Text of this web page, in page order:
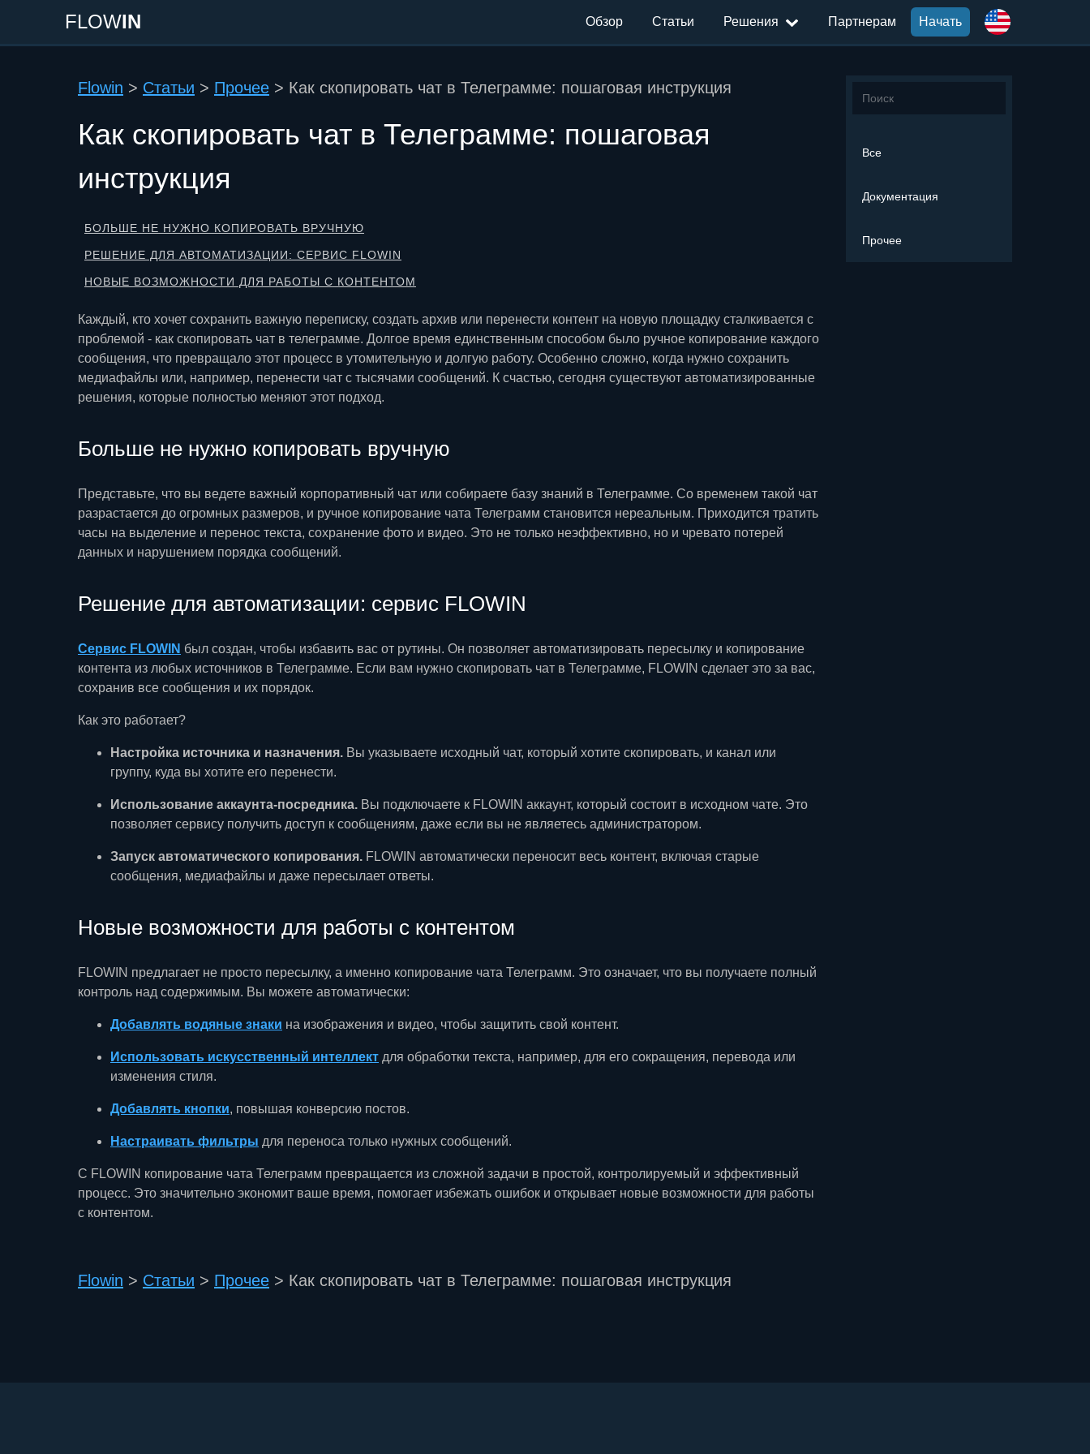
FLOWIN Обзор Статьи Решения Партнерам Начать
Flowin > Статьи > Прочее > Как скопировать чат в Телеграмме: пошаговая инструкция
Как скопировать чат в Телеграмме: пошаговая
инструкция
БОЛЬШЕ НЕ НУЖНО КОПИРОВАТЬ ВРУЧНУЮ
РЕШЕНИЕ ДЛЯ АВТОМАТИЗАЦИИ: СЕРВИС FLOWIN
НОВЫЕ ВОЗМОЖНОСТИ ДЛЯ РАБОТЫ С КОНТЕНТОМ
Каждый, кто хочет сохранить важную переписку, создать архив или перенести контент на новую площадку сталкивается с
проблемой - как скопировать чат в телеграмме. Долгое время единственным способом было ручное копирование каждого
сообщения, что превращало этот процесс в утомительную и долгую работу. Особенно сложно, когда нужно сохранить
медиафайлы или, например, перенести чат с тысячами сообщений. К счастью, сегодня существуют автоматизированные
решения, которые полностью меняют этот подход.
Больше не нужно копировать вручную
Представьте, что вы ведете важный корпоративный чат или собираете базу знаний в Телеграмме. Со временем такой чат
разрастается до огромных размеров, и ручное копирование чата Телеграмм становится нереальным. Приходится тратить
часы на выделение и перенос текста, сохранение фото и видео. Это не только неэффективно, но и чревато потерей
данных и нарушением порядка сообщений.
Решение для автоматизации: сервис FLOWIN
Сервис FLOWIN был создан, чтобы избавить вас от рутины. Он позволяет автоматизировать пересылку и копирование
контента из любых источников в Телеграмме. Если вам нужно скопировать чат в Телеграмме, FLOWIN сделает это за вас,
сохранив все сообщения и их порядок.
Как это работает?
Настройка источника и назначения. Вы указываете исходный чат, который хотите скопировать, и канал или
группу, куда вы хотите его перенести.
Использование аккаунта-посредника. Вы подключаете к FLOWIN аккаунт, который состоит в исходном чате. Это
позволяет сервису получить доступ к сообщениям, даже если вы не являетесь администратором.
Запуск автоматического копирования. FLOWIN автоматически переносит весь контент, включая старые
сообщения, медиафайлы и даже пересылает ответы.
Новые возможности для работы с контентом
FLOWIN предлагает не просто пересылку, а именно копирование чата Телеграмм. Это означает, что вы получаете полный
контроль над содержимым. Вы можете автоматически:
Добавлять водяные знаки на изображения и видео, чтобы защитить свой контент.
Использовать искусственный интеллект для обработки текста, например, для его сокращения, перевода или
изменения стиля.
Добавлять кнопки, повышая конверсию постов.
Настраивать фильтры для переноса только нужных сообщений.
С FLOWIN копирование чата Телеграмм превращается из сложной задачи в простой, контролируемый и эффективный
процесс. Это значительно экономит ваше время, помогает избежать ошибок и открывает новые возможности для работы
с контентом.
Flowin > Статьи > Прочее > Как скопировать чат в Телеграмме: пошаговая инструкция
Все
Документация
Прочее